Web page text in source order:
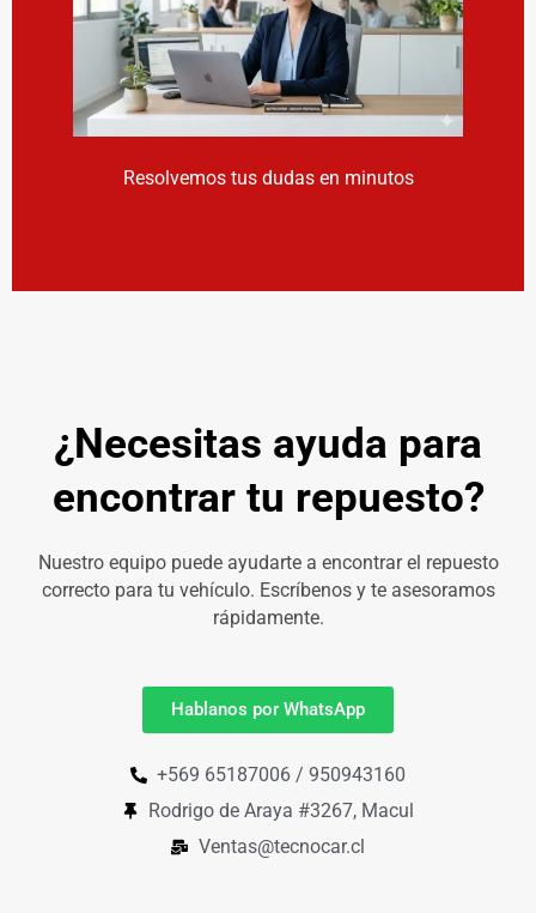
Resolvemos tus dudas en minutos
¿Necesitas ayuda para
encontrar tu repuesto?
Nuestro equipo puede ayudarte a encontrar el repuesto
correcto para tu vehículo. Escríbenos y te asesoramos
rápidamente.
Hablanos por WhatsApp
+569 65187006 / 950943160
Rodrigo de Araya #3267, Macul
Ventas@tecnocar.cl